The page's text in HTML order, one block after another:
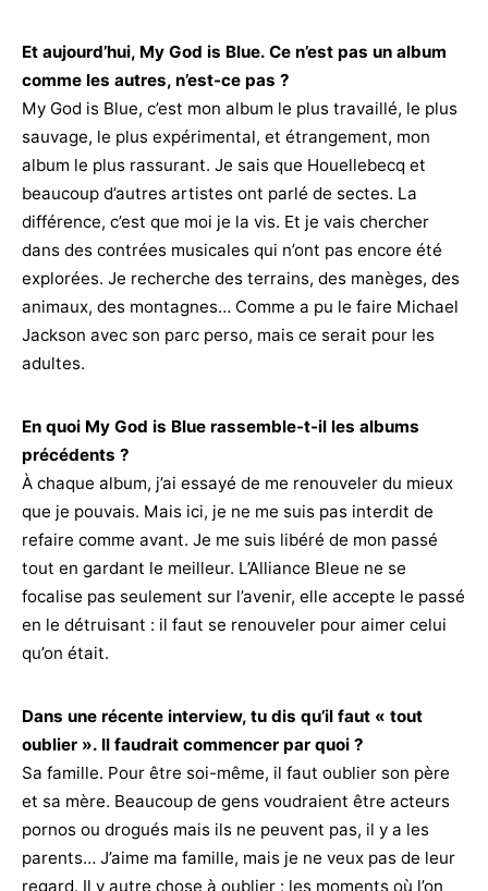
Et aujourd’hui, My God is Blue. Ce n’est pas un album
comme les autres, n’est-ce pas ?
My God is Blue, c’est mon album le plus travaillé, le plus
sauvage, le plus expérimental, et étrangement, mon
album le plus rassurant. Je sais que Houellebecq et
beaucoup d’autres artistes ont parlé de sectes. La
différence, c’est que moi je la vis. Et je vais chercher
dans des contrées musicales qui n’ont pas encore été
explorées. Je recherche des terrains, des manèges, des
animaux, des montagnes… Comme a pu le faire Michael
Jackson avec son parc perso, mais ce serait pour les
adultes.
En quoi My God is Blue rassemble-t-il les albums
précédents ?
À chaque album, j’ai essayé de me renouveler du mieux
que je pouvais. Mais ici, je ne me suis pas interdit de
refaire comme avant. Je me suis libéré de mon passé
tout en gardant le meilleur. L’Alliance Bleue ne se
focalise pas seulement sur l’avenir, elle accepte le passé
en le détruisant : il faut se renouveler pour aimer celui
qu’on était.
Dans une récente interview, tu dis qu’il faut « tout
oublier ». Il faudrait commencer par quoi ?
Sa famille. Pour être soi-même, il faut oublier son père
et sa mère. Beaucoup de gens voudraient être acteurs
pornos ou drogués mais ils ne peuvent pas, il y a les
parents… J’aime ma famille, mais je ne veux pas de leur
regard. Il y autre chose à oublier : les moments où l’on